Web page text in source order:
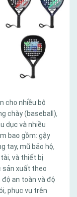
cho nhiều bộ
chày (baseball),
dục và nhiều
bao gồm: gậy
tay, mũ bảo hộ,
và thiết bị
sản xuất theo
an toàn và độ
phục vụ trên